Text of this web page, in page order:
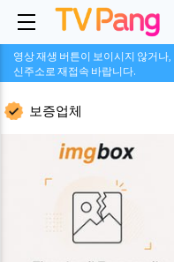
영상 재생 버튼이 보이시지 않거나
신주소로 재접속 바랍니다.
보증업체